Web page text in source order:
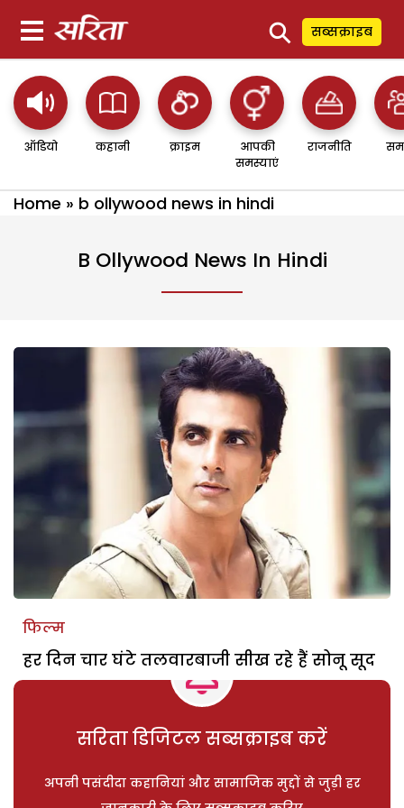
⚲ सब्सक्राइब
ऑडियो कहानी क्राइम
आपकी
समस्याएं
राजनीति
Home » b ollywood news in hindi
B Ollywood News In Hindi
फिल्म
हर दिन चार घंटे तलवारबाजी सीख रहे हैं सोनू सूद
सरिता डिजिटल सब्सक्राइब करें
अपनी पसंदीदा कहानियां और सामाजिक मुद्दों से जुड़ी हर